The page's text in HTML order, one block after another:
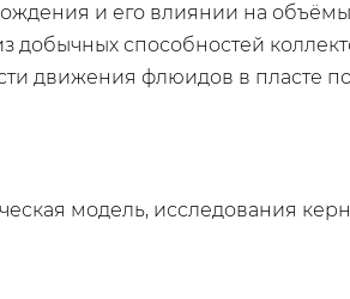
и его влиянии на
способностей
движения флюидов в пласте
модель, исследования